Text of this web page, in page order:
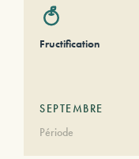
Fructification
SEPTEMBRE
Période